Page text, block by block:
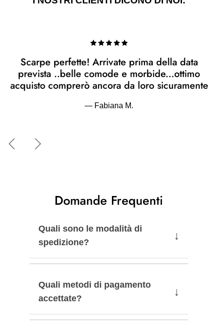
Scarpe perfette! Arrivate prima della data
prevista ..belle comode e morbide...ottimo
acquisto comprerò ancora da loro sicuramente
— Fabiana M.
IndietroAvanti
Domande Frequenti
Quali sono le modalità di
spedizione?
↓
Quali metodi di pagamento
accettate?
↓